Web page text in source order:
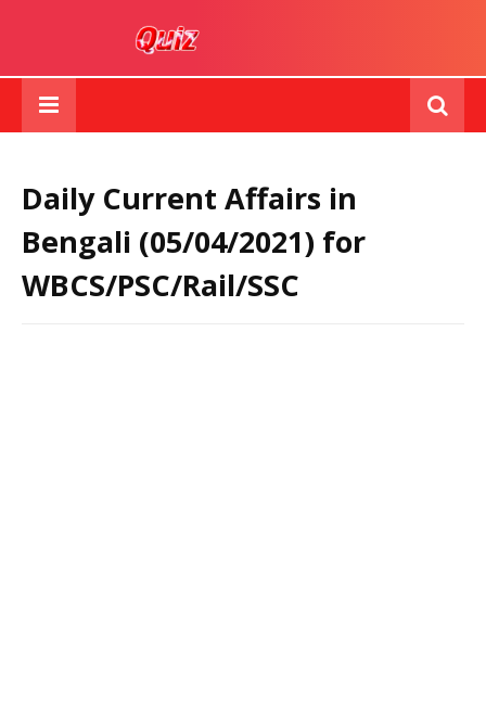
Daily Current Affairs in
Bengali (05/04/2021) for
WBCS/PSC/Rail/SSC